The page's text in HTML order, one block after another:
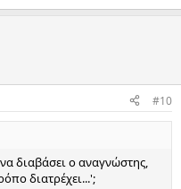
#10
διαβάσει ο αναγνώστης,
διατρέχει...';